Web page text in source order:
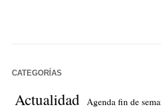
CATEGORÍAS
Actualidad Agenda fin de